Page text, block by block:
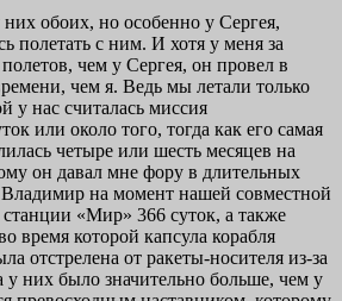
обоих, но особенно у Сергея,
полетать с ним. И хотя у меня за
чем у Сергея, он провел в
чем я. Ведь мы летали только
у нас считалась миссия
или около того, тогда как его самая
четыре или шесть месяцев на
он давал мне фору в длительных
Владимир на момент нашей совместной
«Мир» 366 суток, а также
время которой капсула корабля
отстрелена от ракеты-носителя из-за
них было значительно больше, чем у